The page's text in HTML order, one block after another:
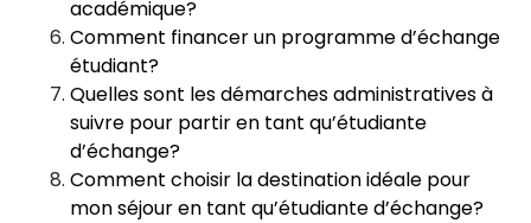
académique?
Comment financer un programme d’échange
étudiant?
Quelles sont les démarches administratives à
suivre pour partir en tant qu’étudiante
d’échange?
Comment choisir la destination idéale pour
mon séjour en tant qu’étudiante d’échange?